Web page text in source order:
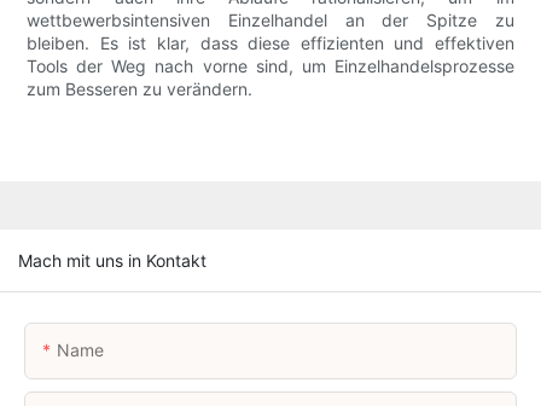
wettbewerbsintensiven Einzelhandel an der Spitze zu
bleiben. Es ist klar, dass diese effizienten und effektiven
Tools der Weg nach vorne sind, um Einzelhandelsprozesse
zum Besseren zu verändern.
Mach mit uns in Kontakt
Name